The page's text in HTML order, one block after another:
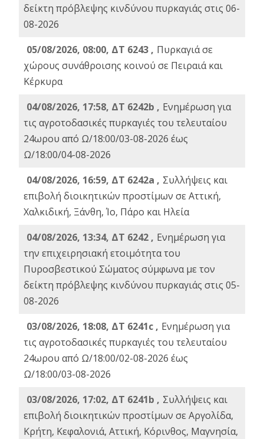
δείκτη πρόβλεψης κινδύνου πυρκαγιάς στις 06-
08-2026
05/08/2026, 08:00, ΔΤ 6243 , Πυρκαγιά σε
χώρους συνάθροισης κοινού σε Πειραιά και
Κέρκυρα
04/08/2026, 17:58, ΔΤ 6242b , Ενημέρωση για
τις αγροτοδασικές πυρκαγιές του τελευταίου
24ωρου από Ω/18:00/03-08-2026 έως
Ω/18:00/04-08-2026
04/08/2026, 16:59, ΔΤ 6242a , Συλλήψεις και
επιβολή διοικητικών προστίμων σε Αττική,
Χαλκιδική, Ξάνθη, Ίο, Πάρο και Ηλεία
04/08/2026, 13:34, ΔΤ 6242 , Ενημέρωση για
την επιχειρησιακή ετοιμότητα του
Πυροσβεστικού Σώματος σύμφωνα με τον
δείκτη πρόβλεψης κινδύνου πυρκαγιάς στις 05-
08-2026
03/08/2026, 18:08, ΔΤ 6241c , Ενημέρωση για
τις αγροτοδασικές πυρκαγιές του τελευταίου
24ωρου από Ω/18:00/02-08-2026 έως
Ω/18:00/03-08-2026
03/08/2026, 17:02, ΔΤ 6241b , Συλλήψεις και
επιβολή διοικητικών προστίμων σε Αργολίδα,
Κρήτη, Κεφαλονιά, Αττική, Κόρινθος, Μαγνησία,